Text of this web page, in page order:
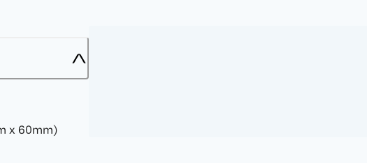
x 60mm)